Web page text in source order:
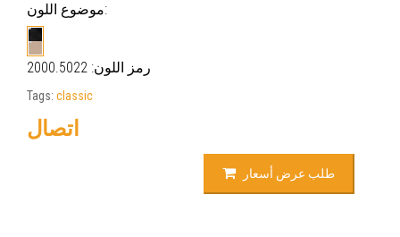
موضوع اللون:
رمز اللون: 2000.5022
Tags: classic
اتصال
طلب عرض أسعار